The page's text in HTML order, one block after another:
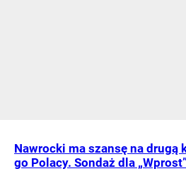
Nawrocki ma szansę na drugą
go Polacy. Sondaż dla